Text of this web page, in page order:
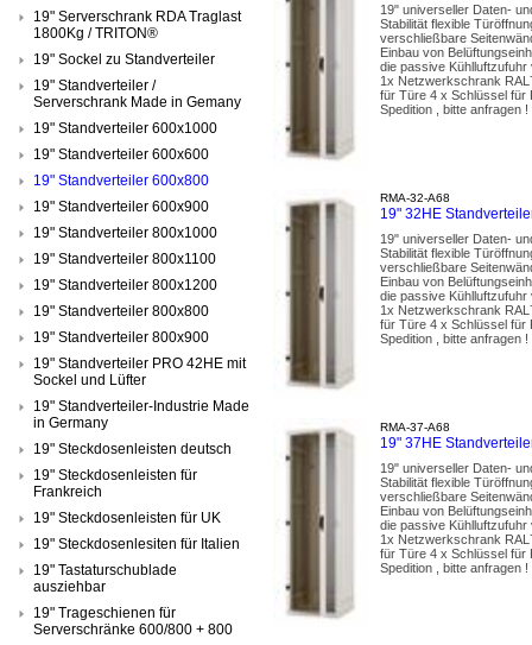
19" Serverschrank RDA Traglast
1800Kg / TRITON®
19" Sockel zu Standverteiler
19" Standverteiler /
Serverschrank Made in Gemany
19" Standverteiler 600x1000
19" Standverteiler 600x600
19" Standverteiler 600x800
19" Standverteiler 600x900
19" Standverteiler 800x1000
19" Standverteiler 800x1100
19" Standverteiler 800x1200
19" Standverteiler 800x800
19" Standverteiler 800x900
19" Standverteiler PRO 42HE mit
Sockel und Lüfter
19" Standverteiler-Industrie Made
in Germany
19" Steckdosenleisten deutsch
19" Steckdosenleisten für
Frankreich
19" Steckdosenleisten für UK
19" Steckdosenlesiten für Italien
19" Tastaturschublade
ausziehbar
19" Trageschienen für
Serverschränke 600/800 + 800
19" universeller Daten-
Stabilität flexible
verschließbare
Einbau von
die passive
1x Netzwerkschrank
für Türe 4 x Schlüssel für
Spedition , bitte anfragen !
RMA-32-A68
19" 32HE
19" universeller Daten-
Stabilität flexible
verschließbare
Einbau von
die passive
1x Netzwerkschrank
für Türe 4 x Schlüssel für
Spedition , bitte anfragen !
RMA-37-A68
19" 37HE
19" universeller Daten-
Stabilität flexible
verschließbare
Einbau von
die passive
1x Netzwerkschrank
für Türe 4 x Schlüssel für
Spedition , bitte anfragen !